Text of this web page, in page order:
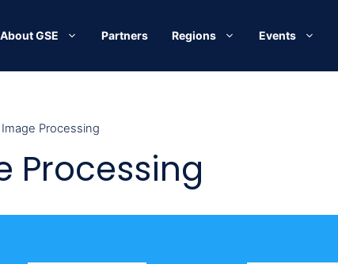
About GSE Partners Regions Events
Processing
Processing